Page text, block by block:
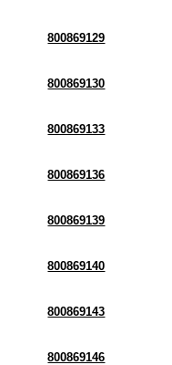
800869129
800869130
800869133
800869136
800869139
800869140
800869143
800869146